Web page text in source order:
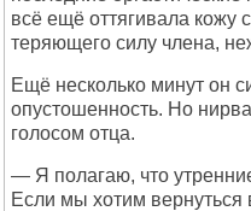
всё ещё оттягивала кожу
теряющего силу члена,
Ещё несколько минут он
опустошенность. Но
голосом отца.
— Я полагаю, что
Если мы хотим вернуться